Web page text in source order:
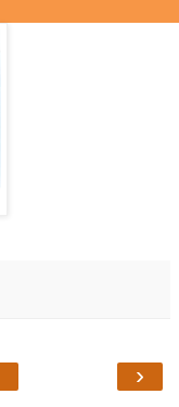
›